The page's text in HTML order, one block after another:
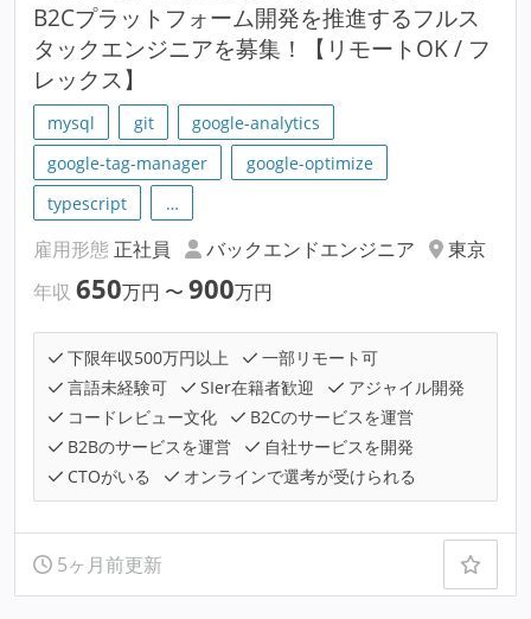
B2Cプラットフォーム開発を推進するフルス
タックエンジニアを募集！【リモートOK / フ
レックス】
mysql git
google-analytics
google-tag-manager
google-optimize
typescript
…
雇用形態 正社員 バックエンドエンジニア
東京
年収 650万円 〜 900万円
下限年収500万円以上
一部リモート可
言語未経験可
SIer在籍者歓迎
アジャイル開発
コードレビュー文化
B2Cのサービスを運営
B2Bのサービスを運営
自社サービスを開発
CTOがいる
オンラインで選考が受けられる
5ヶ月前更新